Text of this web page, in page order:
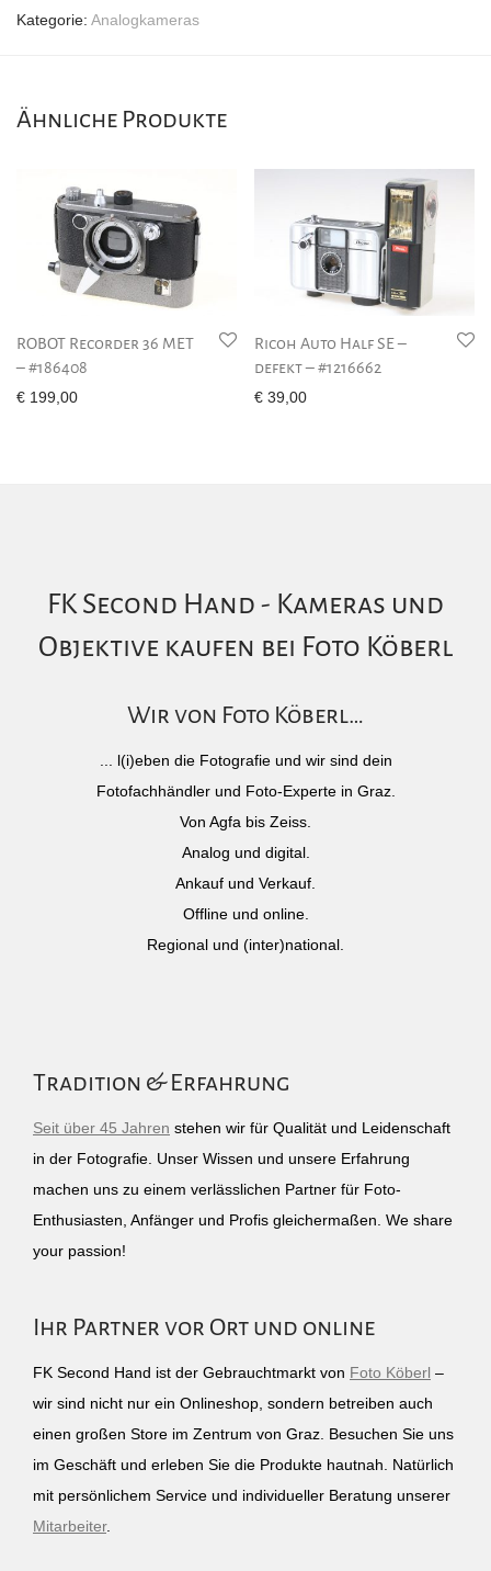
Kategorie: Analogkameras
Ähnliche Produkte
ROBOT Recorder 36 MET
– #186408
€ 199,00
Ricoh Auto Half SE –
defekt – #1216662
€ 39,00
FK Second Hand - Kameras und
Objektive kaufen bei Foto Köberl
Wir von Foto Köberl…
... l(i)eben die Fotografie und wir sind dein
Fotofachhändler und Foto-Experte in Graz.
Von Agfa bis Zeiss.
Analog und digital.
Ankauf und Verkauf.
Offline und online.
Regional und (inter)national.
Tradition & Erfahrung
Seit über 45 Jahren stehen wir für Qualität und Leidenschaft
in der Fotografie. Unser Wissen und unsere Erfahrung
machen uns zu einem verlässlichen Partner für Foto-
Enthusiasten, Anfänger und Profis gleichermaßen. We share
your passion!
Ihr Partner vor Ort und online
FK Second Hand ist der Gebrauchtmarkt von Foto Köberl –
wir sind nicht nur ein Onlineshop, sondern betreiben auch
einen großen Store im Zentrum von Graz. Besuchen Sie uns
im Geschäft und erleben Sie die Produkte hautnah. Natürlich
mit persönlichem Service und individueller Beratung unserer
Mitarbeiter.